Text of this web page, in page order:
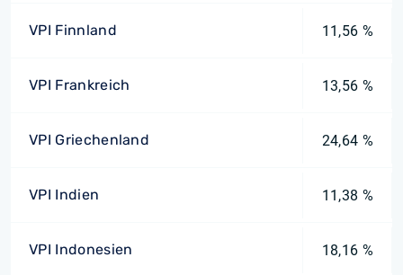
VPI Finnland 11,56 %
VPI Frankreich 13,56 %
VPI Griechenland 24,64 %
VPI Indien 11,38 %
VPI Indonesien 18,16 %